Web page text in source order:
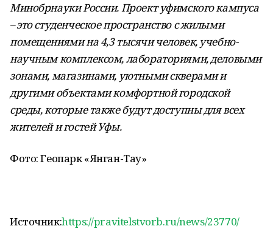
Минобрнауки России. Проект уфимского кампуса
– это студенческое пространство с жилыми
помещениями на 4,3 тысячи человек, учебно-
научным комплексом, лабораториями, деловыми
зонами, магазинами, уютными скверами и
другими объектами комфортной городской
среды, которые также будут доступны для всех
жителей и гостей Уфы.
Фото: Геопарк «Янган-Тау»
Источник:https://pravitelstvorb.ru/news/23770/